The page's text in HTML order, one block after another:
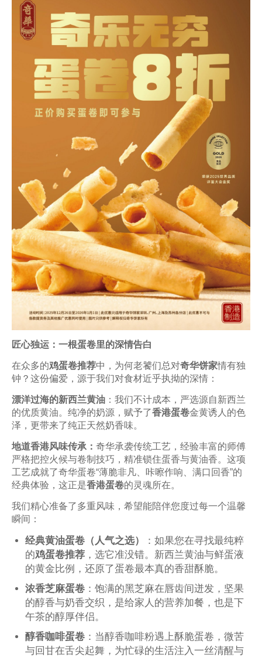
匠心独运：一根蛋卷里的深情告白
在众多的鸡蛋卷推荐中，为何老饕们总对奇华饼家情有独
钟？这份偏爱，源于我们对食材近乎执拗的深情：
漂洋过海的新西兰黄油 ：我们不计成本，严选源自新西兰
的优质黄油。纯净的奶源，赋予了香港蛋卷金黄诱人的色
泽，更带来了纯正天然奶香味。
地道香港风味传承： 奇华承袭传统工艺，经验丰富的师傅
严格把控火候与卷制技巧，精准锁住蛋香与黄油香。这项
工艺成就了奇华蛋卷“薄脆非凡、咔嚓作响、满口回香”的
经典体验，这正是香港蛋卷的灵魂所在。
我们精心准备了多重风味，希望能陪伴您度过每一个温馨
瞬间：
经典黄油蛋卷（人气之选）
：如果您在寻找最纯粹
的鸡蛋卷推荐 ，选它准没错。新西兰黄油与鲜蛋液
的黄金比例，还原了蛋卷最本真的香甜酥脆。
浓香芝麻蛋卷 ：饱满的黑芝麻在唇齿间迸发，坚果
的醇香与奶香交织，是给家人的营养加餐，也是下
午茶的醇厚伴侣。
醇香咖啡蛋卷 ：当醇香咖啡粉遇上酥脆蛋卷，微苦
与回甘在舌尖起舞，为忙碌的生活注入一丝清醒与